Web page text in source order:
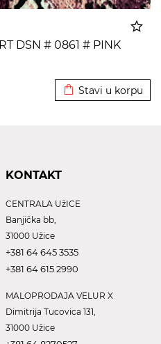
DSN # 0861 # PINK
Stavi u korpu
KONTAKT
CENTRALA UžICE
Banjička bb,
31000 Užice
+381 64 645 3535
+381 64 615 2990
MALOPRODAJA VELUR X
Dimitrija Tucovica 131,
31000 Užice